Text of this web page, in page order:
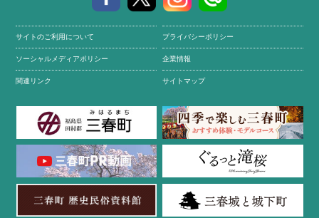
サイトのご利用について プライバシーポリシー
ソーシャルメディアポリシー 企業情報
関連リンク サイトマップ